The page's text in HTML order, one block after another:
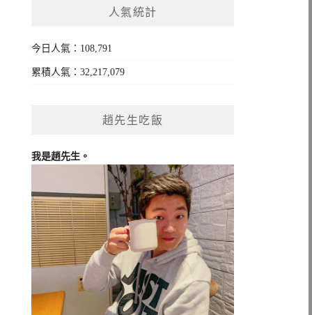
人氣統計
今日人氣：108,791
累積人氣：32,217,079
趙先生吃飯
我是趙先生。